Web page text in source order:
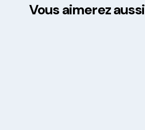
Vous aimerez aussi